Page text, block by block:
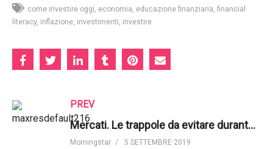
come investire oggi economia educazione finanziaria financial
literacy inflazione investimenti investire
PREV
Mercati. Le trappole da evitare durante le fasi turbolente | Morningstar, Inc.
Morningstar 5 SETTEMBRE 2019